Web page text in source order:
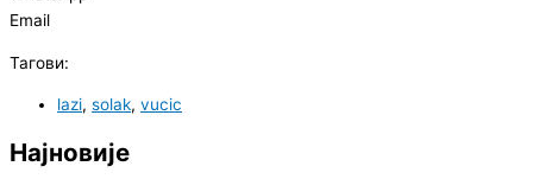
Email
Тагови:
lazi, solak, vucic
Најновије